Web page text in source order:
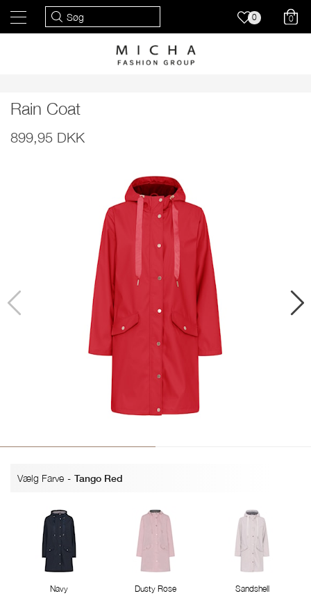
0 0
Rain Coat
899,95 DKK
Vælg Farve - Tango Red
Navy Dusty Rose Sandshell